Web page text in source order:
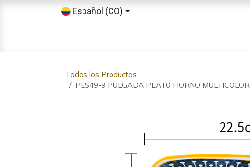
Español (CO)
Todos los Productos
PES49-9 PULGADA PLATO HORNO MULTICOLOR